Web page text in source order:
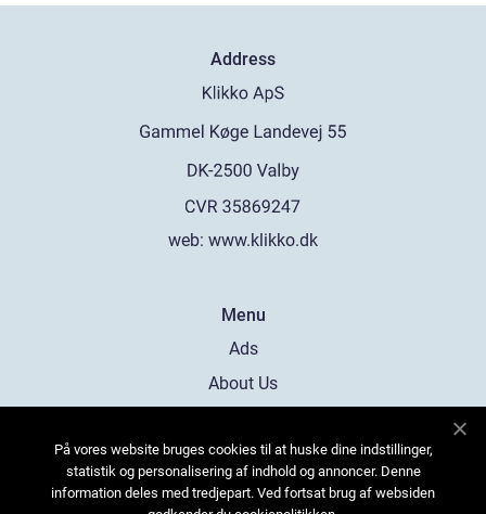
Address
web: www.klikko.dk
Menu
Ads
About Us
Contact
Sitemap
På vores website bruges cookies til at huske dine indstillinger,
statistik og personalisering af indhold og annoncer. Denne
information deles med tredjepart. Ved fortsat brug af websiden